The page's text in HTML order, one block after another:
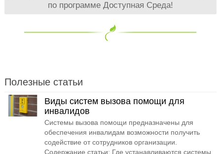
по программе Доступная Среда!
Полезные статьи
Виды систем вызова помощи для
инвалидов
Системы вызова помощи предназначены для
обеспечения инвалидам возможности получить
содействие от сотрудников организации.
Содержание статьи: Где устанавливаются системы